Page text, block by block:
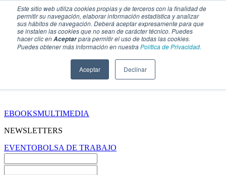
Este sitio web utiliza cookies propias y de terceros con la finalidad de
permitir su navegación, elaborar información estadística y analizar
sus hábitos de navegación. Deberá aceptar expresamente para que
se instalen las cookies que no sean de carácter técnico. Puedes
hacer clic enAceptarpara permitir el uso de todas las cookies.
Puedes obtener más información en nuestraPolítica de Privacidad.
Aceptar Declinar
EBOOKSMULTIMEDIA
NEWSLETTERS
EVENTOBOLSA DE TRABAJO